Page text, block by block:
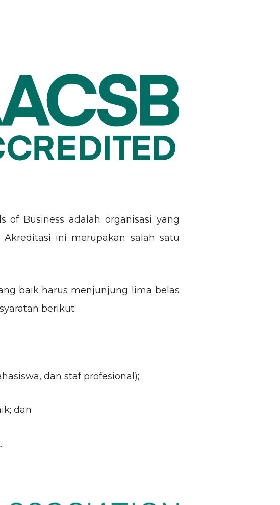
of Business adalah organisasi yang
Akreditasi ini merupakan salah satu
baik harus menjunjung lima belas
berikut:
dan staf profesional);
dan